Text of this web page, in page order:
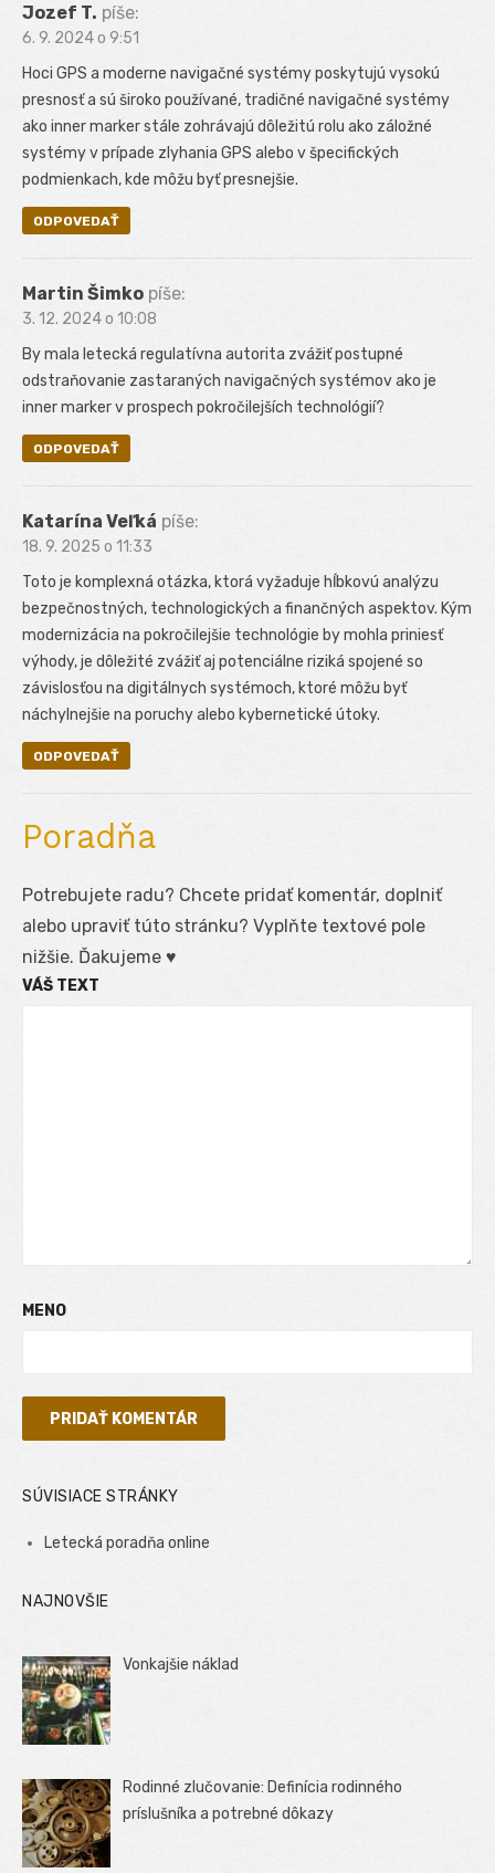
Jozef T. píše:
6. 9. 2024 o 9:51
Hoci GPS a moderne navigačné systémy poskytujú vysokú
presnosť a sú široko používané, tradičné navigačné systémy
ako inner marker stále zohrávajú dôležitú rolu ako záložné
systémy v prípade zlyhania GPS alebo v špecifických
podmienkach, kde môžu byť presnejšie.
ODPOVEDAŤ
Martin Šimko píše:
3. 12. 2024 o 10:08
By mala letecká regulatívna autorita zvážiť postupné
odstraňovanie zastaraných navigačných systémov ako je
inner marker v prospech pokročilejších technológií?
ODPOVEDAŤ
Katarína Veľká píše:
18. 9. 2025 o 11:33
Toto je komplexná otázka, ktorá vyžaduje hĺbkovú analýzu
bezpečnostných, technologických a finančných aspektov. Kým
modernizácia na pokročilejšie technológie by mohla priniesť
výhody, je dôležité zvážiť aj potenciálne riziká spojené so
závislosťou na digitálnych systémoch, ktoré môžu byť
náchylnejšie na poruchy alebo kybernetické útoky.
ODPOVEDAŤ
Poradňa
Potrebujete radu? Chcete pridať komentár, doplniť
alebo upraviť túto stránku? Vyplňte textové pole
nižšie. Ďakujeme ♥
VÁŠ TEXT
MENO
SÚVISIACE STRÁNKY
Letecká poradňa online
NAJNOVŠIE
Vonkajšie náklad
Rodinné zlučovanie: Definícia rodinného
príslušníka a potrebné dôkazy